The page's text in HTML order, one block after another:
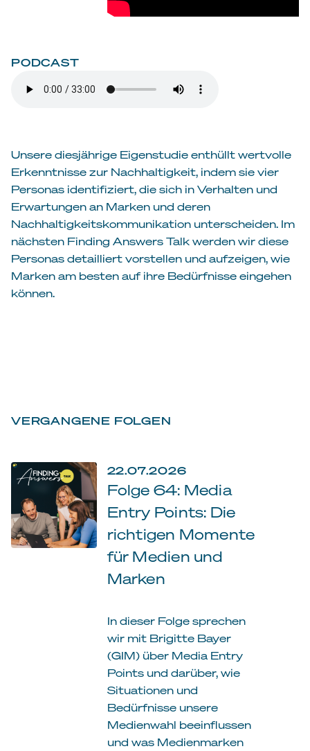
PODCAST
Unsere diesjährige Eigenstudie enthüllt wertvolle
Erkenntnisse zur Nachhaltigkeit, indem sie vier
Personas identifiziert, die sich in Verhalten und
Erwartungen an Marken und deren
Nachhaltigkeitskommunikation unterscheiden. Im
nächsten Finding Answers Talk werden wir diese
Personas detailliert vorstellen und aufzeigen, wie
Marken am besten auf ihre Bedürfnisse eingehen
können.
VERGANGENE FOLGEN
22.07.2026
Folge 64: Media
Entry Points: Die
richtigen Momente
für Medien und
Marken
In dieser Folge sprechen
wir mit Brigitte Bayer
(GIM) über Media Entry
Points und darüber, wie
Situationen und
Bedürfnisse unsere
Medienwahl beeinflussen
und was Medienmarken